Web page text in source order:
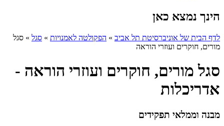
הינך נמצא כאן
לדף הבית של אוניברסיטת תל אביב » הפקולטה לאמנויות » סגל » סגל
מורים, חוקרים ועוזרי הוראה
סגל מורים, חוקרים ועוזרי הוראה -
אדריכלות
מבנה וממלאי תפקידים